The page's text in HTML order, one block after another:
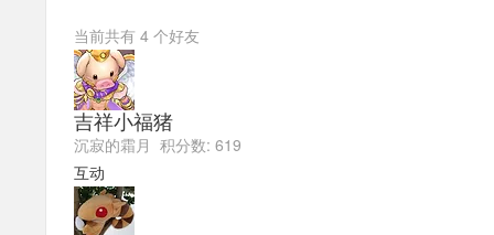
络
当前共有 4 个好友
吉祥小福猪
沉寂的霜月 积分数: 619
互动